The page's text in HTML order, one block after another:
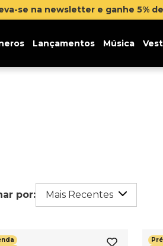
se na newsletter e ganhe 5%
Lançamentos Música
Mais Recentes